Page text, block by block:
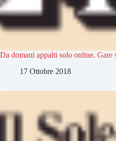
Da domani appalti solo online. Gare
17 Ottobre 2018